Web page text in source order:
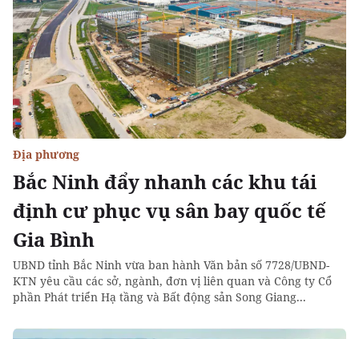
Bắc Ninh đẩy nhanh các khu tái
định cư phục vụ sân bay quốc tế
Gia Bình
Địa phương
UBND tỉnh Bắc Ninh vừa ban hành Văn bản số 7728/UBND-
KTN yêu cầu các sở, ngành, đơn vị liên quan và Công ty Cổ
phần Phát triển Hạ tầng và Bất động sản Song Giang...